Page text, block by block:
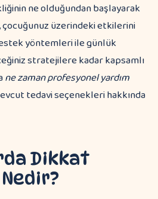
ne olduğundan başlayarak
çocuğunuz üzerindeki etkilerini
yöntemleri ile günlük
stratejilere kadar kapsamlı
ne zaman profesyonel yardım
tedavi seçenekleri hakkında
Dikkat